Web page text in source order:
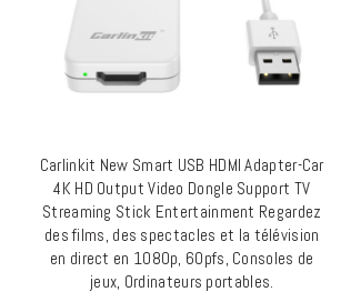
AJOUTER AU PANIER
Carlinkit New Smart USB HDMI Adapter-Car
4K HD Output Video Dongle Support TV
Streaming Stick Entertainment Regardez
des films, des spectacles et la télévision
en direct en 1080p, 60pfs, Consoles de
jeux, Ordinateurs portables.